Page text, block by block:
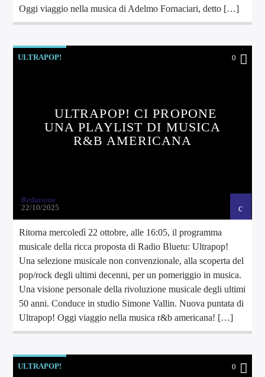
Oggi viaggio nella musica di Adelmo Fornaciari, detto […]
ULTRAPOP! 0
ULTRAPOP! CI PROPONE
UNA PLAYLIST DI MUSICA
R&B AMERICANA
Redazione
22/10/2025
Ritorna mercoledì 22 ottobre, alle 16:05, il programma
musicale della ricca proposta di Radio Bluetu: Ultrapop!
Una selezione musicale non convenzionale, alla scoperta del
pop/rock degli ultimi decenni, per un pomeriggio in musica.
Una visione personale della rivoluzione musicale degli ultimi
50 anni. Conduce in studio Simone Vallin. Nuova puntata di
Ultrapop! Oggi viaggio nella musica r&b americana! […]
ULTRAPOP! 0